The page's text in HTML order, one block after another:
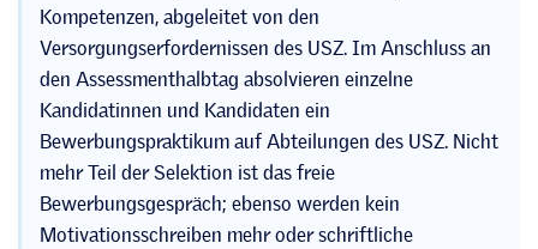
Kompetenzen, abgeleitet von den
Versorgungserfordernissen des USZ. Im Anschluss an
den Assessmenthalbtag absolvieren einzelne
Kandidatinnen und Kandidaten ein
Bewerbungspraktikum auf Abteilungen des USZ. Nicht
mehr Teil der Selektion ist das freie
Bewerbungsgespräch; ebenso werden kein
Motivationsschreiben mehr oder schriftliche